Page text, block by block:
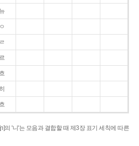
뉴
ㅇ
ㄹ
르
흐
흐
의 '니'는 모음과 결합할 때 제3장 표기 세칙에 따른